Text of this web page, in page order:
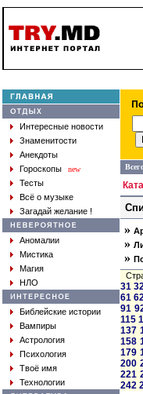
Интересные новости
Знаменитости
Анекдоты
Гороскопы
new
Тесты
Всё о музыке
Загадай желание !
Аномалии
Мистика
Магия
НЛО
Библейские истории
Вампиры
Астрология
Психология
Твоё имя
Технологии
»
»
»
31
61
91
115
137
158
179
200
221
242